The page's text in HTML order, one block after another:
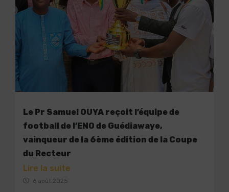
Le Pr Samuel OUYA reçoit l’équipe de
football de l’ENO de Guédiawaye,
vainqueur de la 6ème édition de la Coupe
du Recteur
Lire la suite
6 août 2025